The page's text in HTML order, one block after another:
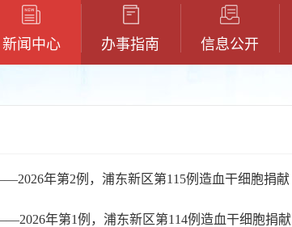
新闻中心 办事指南 信息公开
年第2例，浦东新区第115例造血干细胞捐献
年第1例，浦东新区第114例造血干细胞捐献